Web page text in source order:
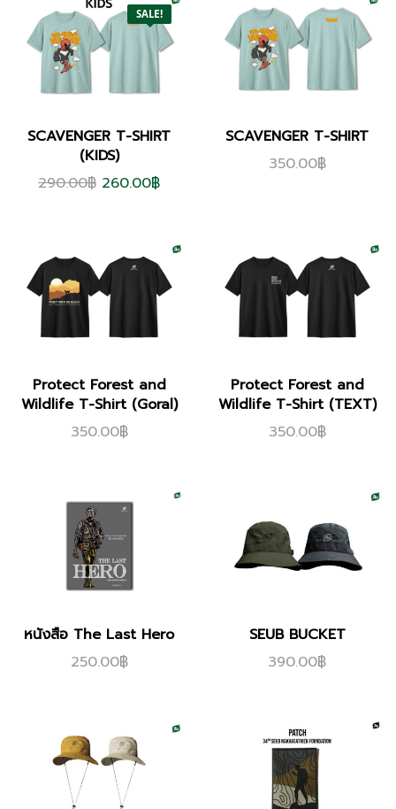
SALE!
SCAVENGER T-SHIRT
(KIDS)
290.00฿ 260.00฿
SCAVENGER T-SHIRT
350.00฿
Protect Forest and
Wildlife T-Shirt (Goral)
350.00฿
Protect Forest and
Wildlife T-Shirt (TEXT)
350.00฿
หนังสือ The Last Hero
250.00฿
SEUB BUCKET
390.00฿